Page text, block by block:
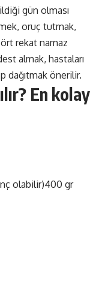
gün olması
oruç tutmak,
rekat namaz
almak, hastaları
dağıtmak önerilir.
En kolay
olabilir)400 gr